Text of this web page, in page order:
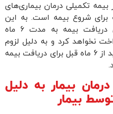
تکمیلی درمان بیماری‌های
انتظار 6 ماهه برای شروع بیمه است. به این
صورت که پس از اقدام برای دریافت بیمه به مدت 6 ماه
نخواهد کرد و به دلیل لزوم
ثبت نام در بیمه تکمیلی فرد باید از 6 ماه قبل برای دریافت بیمه
بیمار به دلیل
بیمار